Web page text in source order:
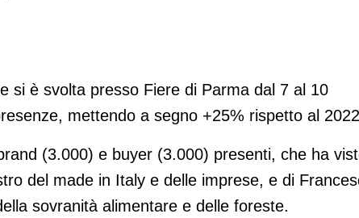
con oltre 75mila presenze
si è svolta presso Fiere di Parma dal 7 al 10
mettendo a segno +25% rispetto al
(3.000) e buyer (3.000) presenti, che ha
del made in Italy e delle imprese, e di
sovranità alimentare e delle foreste.